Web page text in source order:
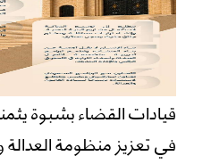
قيادات القضاء بشبوة
في تعزيز منظومة